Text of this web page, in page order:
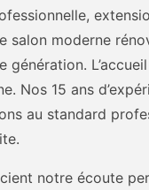
salon moderne
Nos 15 ans
au standard
notre écoute